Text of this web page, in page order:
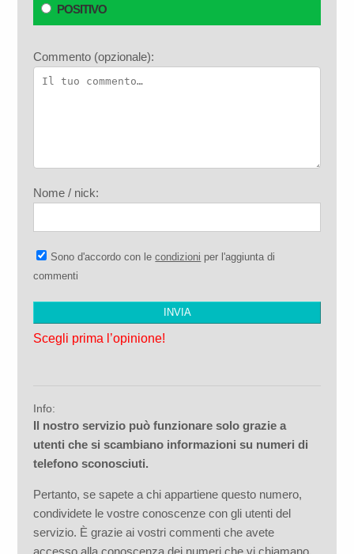
POSITIVO
Commento (opzionale):
Nome / nick:
Sono d'accordo con lecondizioni per l'aggiunta di
commenti
Scegli prima l’opinione!
Info:
Il nostro servizio può funzionare solo grazie a
utenti che si scambiano informazioni su numeri di
telefono sconosciuti.
Pertanto, se sapete a chi appartiene questo numero,
condividete le vostre conoscenze con gli utenti del
servizio. È grazie ai vostri commenti che avete
accesso alla conoscenza dei numeri che vi chiamano,